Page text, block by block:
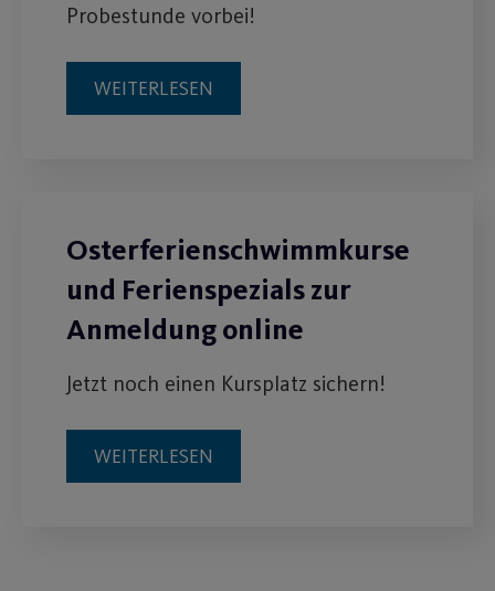
Probestunde vorbei!
WEITERLESEN
Osterferienschwimmkurse
und Ferienspezials zur
Anmeldung online
Jetzt noch einen Kursplatz sichern!
WEITERLESEN